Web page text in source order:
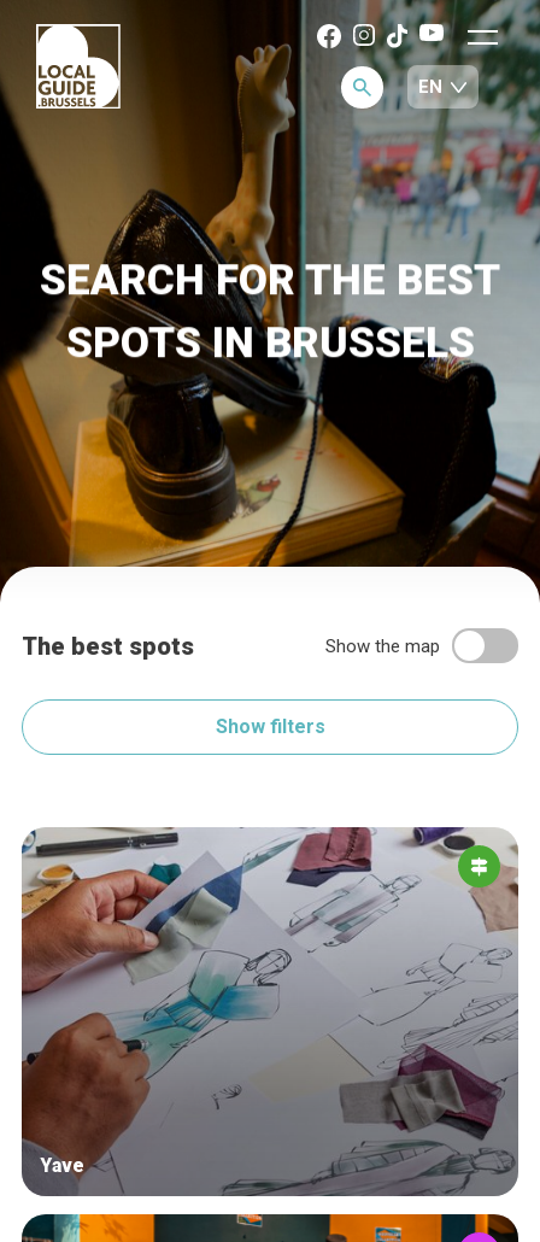
SEARCH FOR THE BEST
SPOTS IN BRUSSELS
The best spots Show the map
Show filters
Yave